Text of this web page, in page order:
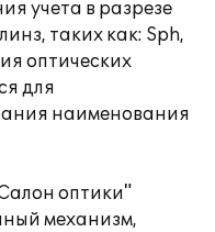
учета в разрезе
таких как: Sph,
оптических
для
наименования
оптики"
механизм,